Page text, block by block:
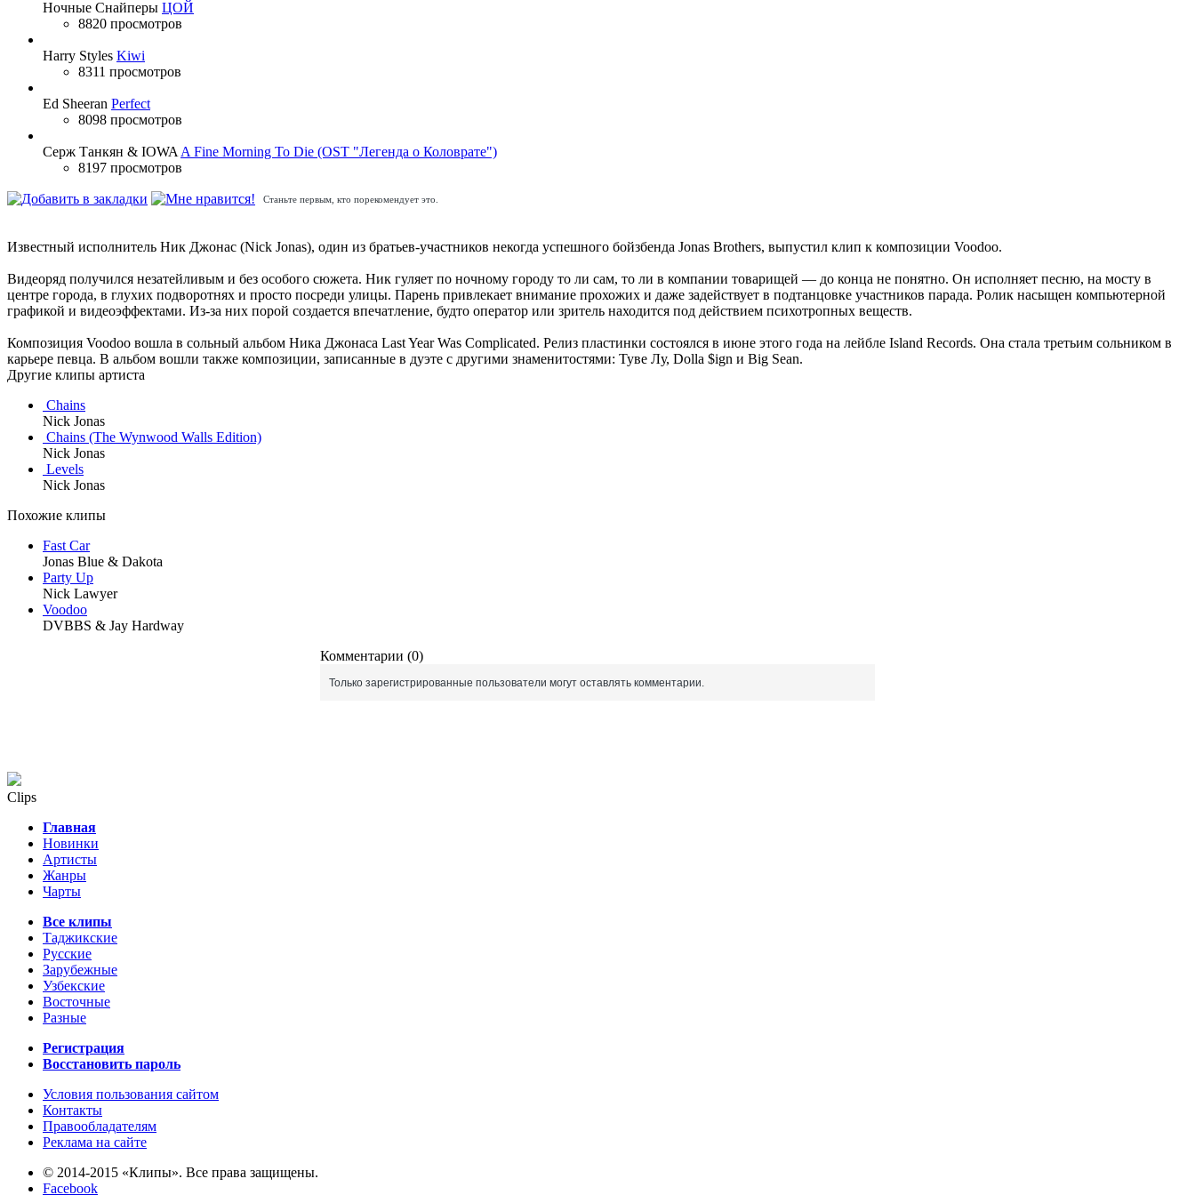
Ночные Снайперы ЦОЙ
8820 просмотров
Harry Styles Kiwi
8311 просмотров
Ed Sheeran Perfect
8098 просмотров
Серж Танкян & IOWA A Fine Morning To Die (OST "Легенда о Коловрате")
8197 просмотров
Станьте первым, кто порекомендует это.
Известный исполнитель Ник Джонас (Nick Jonas), один из братьев-участников некогда успешного бойзбенда Jonas Brothers, выпустил клип к композиции Voodoo.
Видеоряд получился незатейливым и без особого сюжета. Ник гуляет по ночному городу то ли сам, то ли в компании товарищей — до конца не понятно. Он исполняет песню, на мосту в
центре города, в глухих подворотнях и просто посреди улицы. Парень привлекает внимание прохожих и даже задействует в подтанцовке участников парада. Ролик насыщен компьютерной
графикой и видеоэффектами. Из-за них порой создается впечатление, будто оператор или зритель находится под действием психотропных веществ.
Композиция Voodoo вошла в сольный альбом Ника Джонаса Last Year Was Complicated. Релиз пластинки состоялся в июне этого года на лейбле Island Records. Она стала третьим сольником в
карьере певца. В альбом вошли также композиции, записанные в дуэте с другими знаменитостями: Туве Лу, Dolla $ign и Big Sean.
Другие клипы артиста
Chains
Nick Jonas
Chains (The Wynwood Walls Edition)
Nick Jonas
Levels
Nick Jonas
Похожие клипы
Fast Car
Jonas Blue & Dakota
Party Up
Nick Lawyer
Voodoo
DVBBS & Jay Hardway
Комментарии (0)
Только зарегистрированные пользователи могут оставлять комментарии.
Clips
Главная
Новинки
Артисты
Жанры
Чарты
Все клипы
Таджикские
Русские
Зарубежные
Узбекские
Восточные
Разные
Регистрация
Восстановить пароль
Условия пользования сайтом
Контакты
Правообладателям
Реклама на сайте
© 2014-2015 «Клипы». Все права защищены.
Facebook